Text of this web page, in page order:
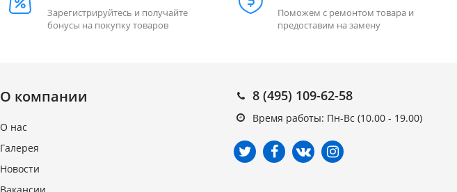
Зарегистрируйтесь и получайте
бонусы на покупку товаров
Поможем с ремонтом товара и
предоставим на замену
О компании
О нас
Галерея
Новости
8 (495) 109-62-58
Время работы: Пн-Вс (10.00 - 19.00)